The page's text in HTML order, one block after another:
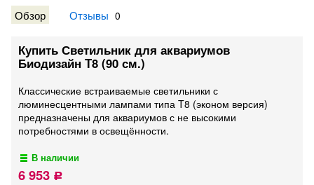
Обзор Отзывы 0
Купить Светильник для аквариумов
Биодизайн T8 (90 см.)
Классические встраиваемые светильники с
люминесцентными лампами типа T8 (эконом версия)
предназначены для аквариумов с не высокими
потребностями в освещённости.
В наличии
6 953 Р